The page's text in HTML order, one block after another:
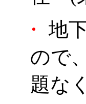
・
地
ので
題な